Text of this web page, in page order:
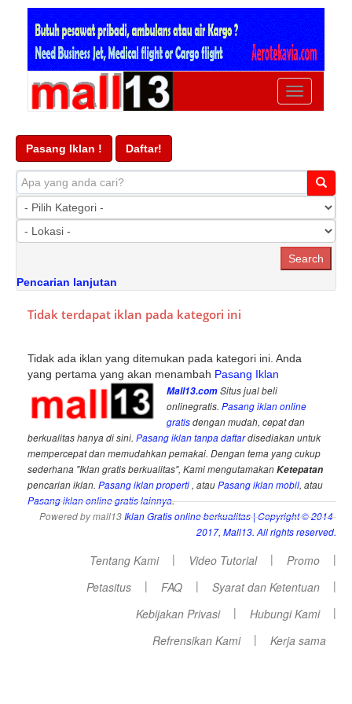
Ubah
navigasi
Pasang Iklan ! Daftar!
Pencarian lanjutan
Tidak terdapat iklan pada kategori ini
Tidak ada iklan yang ditemukan pada kategori ini. Anda
yang pertama yang akan menambah Pasang Iklan
Mall13.comSitus jual beli
onlinegratis.Pasang iklan online
gratisdengan mudah, cepat dan
berkualitas hanya di sini. Pasang iklan tanpa daftardisediakan untuk
mempercepat dan memudahkan pemakai. Dengan tema yang cukup
sederhana "Iklan gratis berkualitas", Kami mengutamakanKetepatan
pencarian iklan. Pasang iklan properti , atauPasang iklan mobil, atau
Pasang iklan online gratis lainnya.
Powered by mall13Iklan Gratis online berkualitas| Copyright © 2014-
2017, Mall13. All rights reserved.
Tentang Kami | Video Tutorial | Promo
|
Petasitus
| FAQ | Syarat dan Ketentuan
|
Kebijakan Privasi
| Hubungi Kami
|
Refrensikan Kami
| Kerja sama